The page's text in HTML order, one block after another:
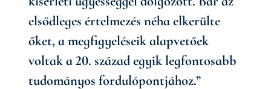
elsődleges értelmezés néha elkerülte
őket, a megfigyeléseik alapvetőek
voltak a 20. század egyik legfontosabb
tudományos fordulópontjához.”